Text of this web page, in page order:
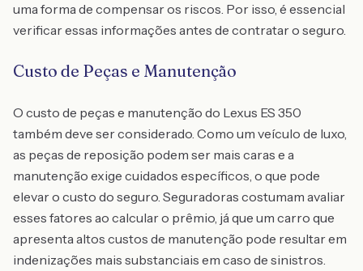
uma forma de compensar os riscos. Por isso, é essencial
verificar essas informações antes de contratar o seguro.
Custo de Peças e Manutenção
O custo de peças e manutenção do Lexus ES 350
também deve ser considerado. Como um veículo de luxo,
as peças de reposição podem ser mais caras e a
manutenção exige cuidados específicos, o que pode
elevar o custo do seguro. Seguradoras costumam avaliar
esses fatores ao calcular o prêmio, já que um carro que
apresenta altos custos de manutenção pode resultar em
indenizações mais substanciais em caso de sinistros.